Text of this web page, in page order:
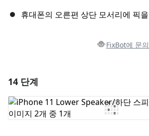
휴대폰의 오른편 상단 모서리에 픽
FixBot에 문
댓글 쓰기
14 단계